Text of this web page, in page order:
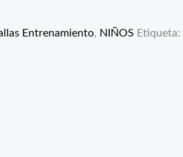
Entrenamiento, NIÑOS Etiqueta: